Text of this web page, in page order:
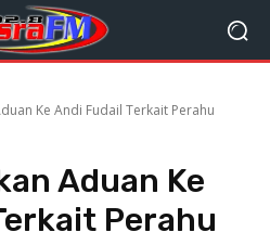
Ke Andi Fudail Terkait Perahu
Aduan Ke
Perahu